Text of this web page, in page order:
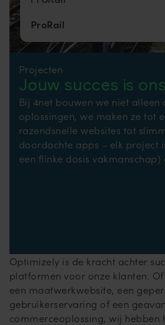
Optimizely is de kracht achter
platformen voor onze klanten.
een maatwerkwebsite, een
gebruikerservaring of een
commerceoplossing, wij hebben
ProRail
Jouw succes is
Projecten
Bij 4net bouwen we niet alleen
oplossingen, we maken ze tot
razendsnelle websites tot
doordachte apps – elk project
een flinke dosis vakmanschap)